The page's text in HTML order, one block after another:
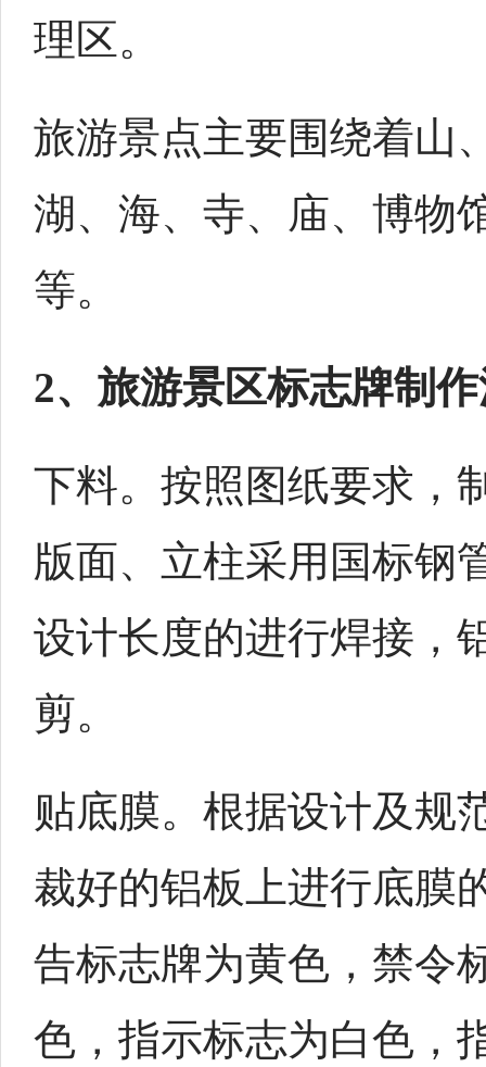
理区。
旅游景点主要围绕着山
湖、海、寺、庙、博物
等。
2、旅游景区标志牌制
下料。按照图纸要求，
版面、立柱采用国标钢
设计长度的进行焊接，
剪。
贴底膜。根据设计及规
裁好的铝板上进行底膜
告标志牌为黄色，禁令
色，指示标志为白色，